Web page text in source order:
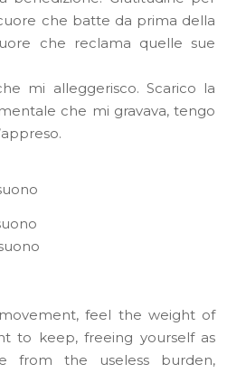
che batte da prima della
che reclama quelle sue
mi alleggerisco. Scarico la
che mi gravava, tengo
feel the weight of
to keep, freeing yourself as
from the useless burden,